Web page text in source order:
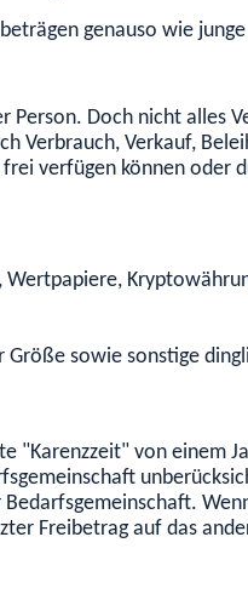
genauso wie
Doch nicht alles
Verkauf,
verfügen können oder
Wertpapiere,
sowie sonstige
von einem
Freibetrag auf das